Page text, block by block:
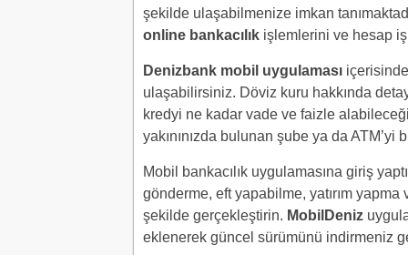
şekilde ulaşabilmenize imkan
online bankacılık işlemlerini ve hesap
Denizbank mobil uygulaması
ulaşabilirsiniz. Döviz kuru hakkında
kredyi ne kadar vade ve faizle
yakınınızda bulunan şube ya da ATM’yi
Mobil bankacılık uygulamasına giriş
gönderme, eft yapabilme, yatırım
şekilde gerçekleştirin. MobilDeniz
eklenerek güncel sürümünü indirmeniz